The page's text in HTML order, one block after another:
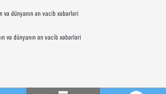
və dünyanın ən vacib xəbərləri
və dünyanın ən vacib xəbərləri